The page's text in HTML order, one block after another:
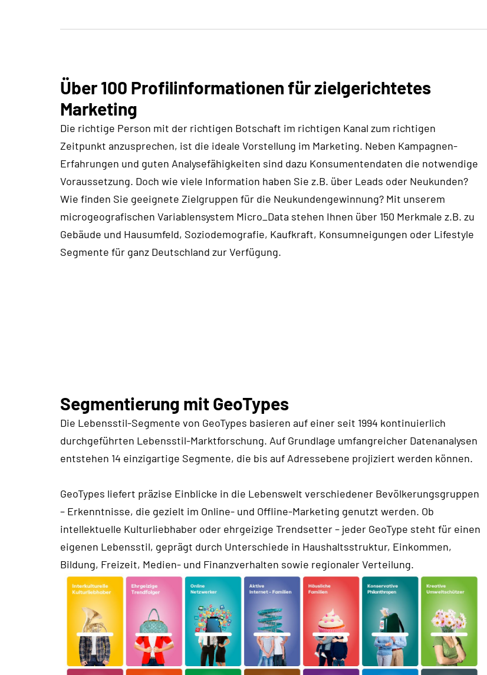
Über 100 Profilinformationen für zielgerichtetes
Marketing
Die richtige Person mit der richtigen Botschaft im richtigen Kanal zum richtigen
Zeitpunkt anzusprechen, ist die ideale Vorstellung im Marketing. Neben Kampagnen-
Erfahrungen und guten Analysefähigkeiten sind dazu Konsumentendaten die notwendige
Voraussetzung. Doch wie viele Information haben Sie z.B. über Leads oder Neukunden?
Wie finden Sie geeignete Zielgruppen für die Neukundengewinnung? Mit unserem
microgeografischen Variablensystem Micro_Data stehen Ihnen über 150 Merkmale z.B. zu
Gebäude und Hausumfeld, Soziodemografie, Kaufkraft, Konsumneigungen oder Lifestyle
Segmente für ganz Deutschland zur Verfügung.
Segmentierung mit GeoTypes
Die Lebensstil-Segmente von GeoTypes basieren auf einer seit 1994 kontinuierlich
durchgeführten Lebensstil-Marktforschung. Auf Grundlage umfangreicher Datenanalysen
entstehen 14 einzigartige Segmente, die bis auf Adressebene projiziert werden können.
GeoTypes liefert präzise Einblicke in die Lebenswelt verschiedener Bevölkerungsgruppen
– Erkenntnisse, die gezielt im Online- und Offline-Marketing genutzt werden. Ob
intellektuelle Kulturliebhaber oder ehrgeizige Trendsetter – jeder GeoType steht für einen
eigenen Lebensstil, geprägt durch Unterschiede in Haushaltsstruktur, Einkommen,
Bildung, Freizeit, Medien- und Finanzverhalten sowie regionaler Verteilung.